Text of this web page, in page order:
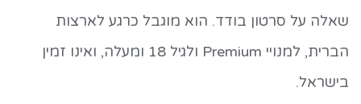
שאלה על סרטון בודד. הוא מוגבל כרגע לארצות
הברית, למנויי Premium ולגיל 18 ומעלה, ואינו זמין
בישראל.